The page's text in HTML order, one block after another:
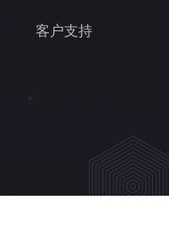
客户支持